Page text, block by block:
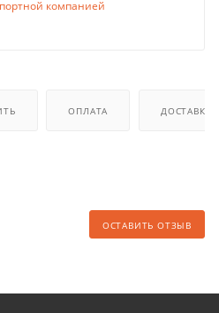
компанией
ОПЛАТА ДОСТАВКА
ОСТАВИТЬ ОТЗЫВ